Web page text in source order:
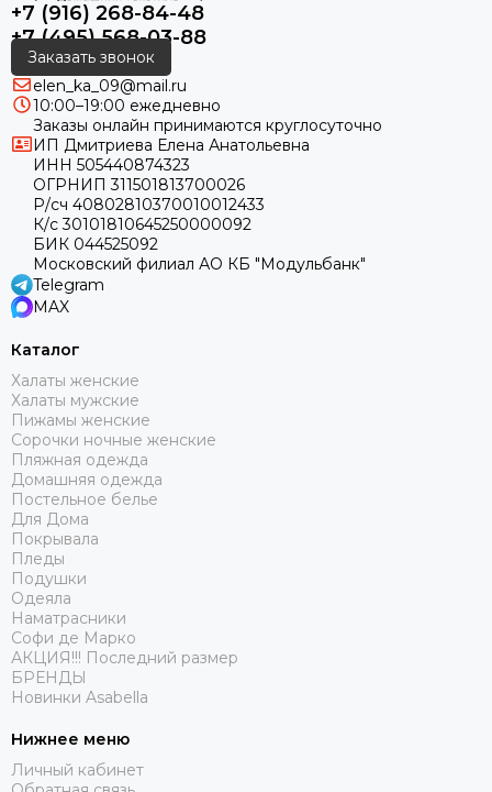
+7 (916) 268-84-48
+7 (495) 568-03-88
Заказать звонок
elen_ka_09@mail.ru
10:00–19:00 ежедневно
Заказы онлайн принимаются круглосуточно
ИП Дмитриева Елена Анатольевна
ИНН 505440874323
ОГРНИП 311501813700026
Р/сч 40802810370010012433
К/с 30101810645250000092
БИК 044525092
Московский филиал АО КБ "Модульбанк"
Telegram
MAX
Каталог
Халаты женские
Халаты мужские
Пижамы женские
Сорочки ночные женские
Пляжная одежда
Домашняя одежда
Постельное белье
Для Дома
Покрывала
Пледы
Подушки
Одеяла
Наматрасники
Софи де Марко
АКЦИЯ!!! Последний размер
БРЕНДЫ
Новинки Asabella
Нижнее меню
Личный кабинет